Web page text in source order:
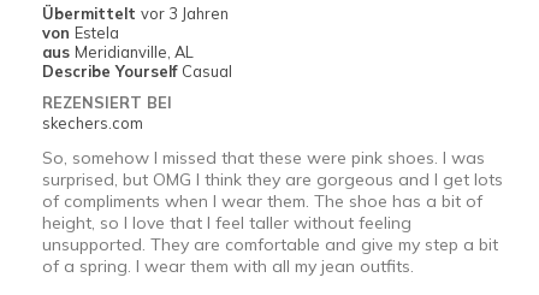
Übermittelt vor 3 Jahren
von Estela
aus Meridianville, AL
Describe Yourself Casual
REZENSIERT BEI
skechers.com
So, somehow I missed that these were pink shoes. I was
surprised, but OMG I think they are gorgeous and I get lots
of compliments when I wear them. The shoe has a bit of
height, so I love that I feel taller without feeling
unsupported. They are comfortable and give my step a bit
of a spring. I wear them with all my jean outfits.